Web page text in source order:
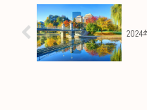
2024